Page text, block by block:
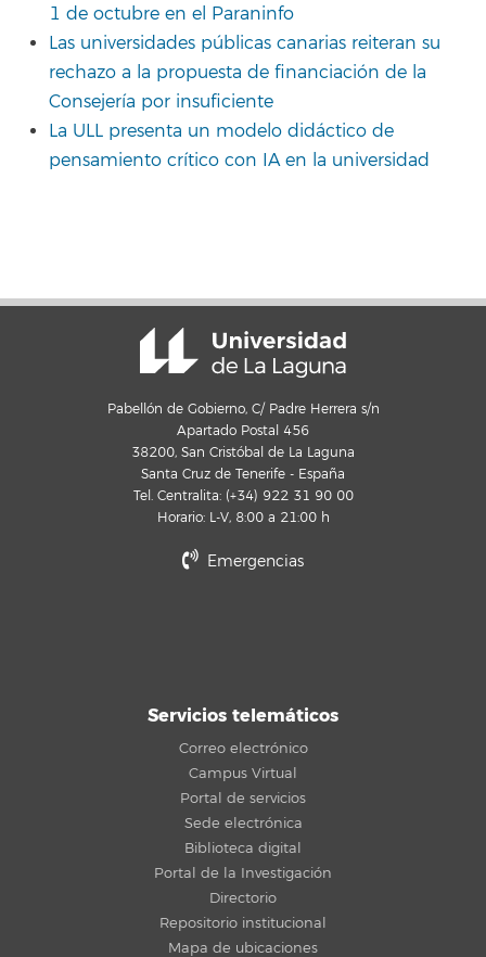
1 de octubre en el Paraninfo
Las universidades públicas canarias reiteran su
rechazo a la propuesta de financiación de la
Consejería por insuficiente
La ULL presenta un modelo didáctico de
pensamiento crítico con IA en la universidad
Pabellón de Gobierno, C/ Padre Herrera s/n
Apartado Postal 456
38200, San Cristóbal de La Laguna
Santa Cruz de Tenerife - España
Tel. Centralita: (+34) 922 31 90 00
Horario: L-V, 8:00 a 21:00 h
Emergencias
Servicios telemáticos
Correo electrónico
Campus Virtual
Portal de servicios
Sede electrónica
Biblioteca digital
Portal de la Investigación
Directorio
Repositorio institucional
Mapa de ubicaciones